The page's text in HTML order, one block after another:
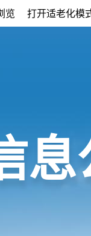
览 打开适老化模
息